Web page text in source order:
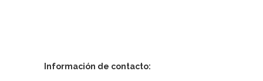
Información de contacto: